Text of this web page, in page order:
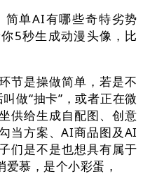
单AI有哪些奇特劣势
5秒生成动漫头像，比
是操做简单，若是不
做“抽卡”，或者正在微
供给生成自配图、创意
当方案、AI商品图及AI
们是不是也想具有属于
慕，是个小彩蛋，